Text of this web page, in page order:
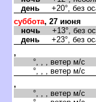
день +20°, без
суббота, 27 июня
ночь +13°, без
день +23°, без
,
°, , , ветер м/с
°, , , ветер м/с
,
°, , , ветер м/с